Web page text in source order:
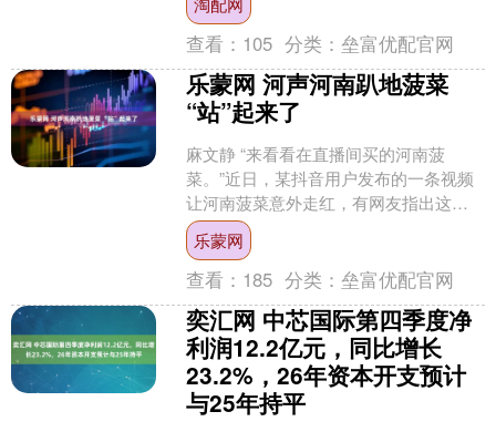
手。 核心玩法规则....
查看： 105 分类： 垒富优配官网
乐蒙网 河声河南趴地菠菜
“站”起来了
麻文静 “来看看在直播间买的河南菠
菜。”近日，某抖音用户发布的一条视频
让河南菠菜意外走红，有网友指出这是
正宗的趴地菠菜，吃起来甜滋滋的，
是“菠菜中的爱马仕”，短....
乐蒙网
查看： 185 分类： 垒富优配官网
奕汇网 中芯国际第四季度净
利润12.2亿元，同比增长
23.2%，26年资本开支预计
与25年持平